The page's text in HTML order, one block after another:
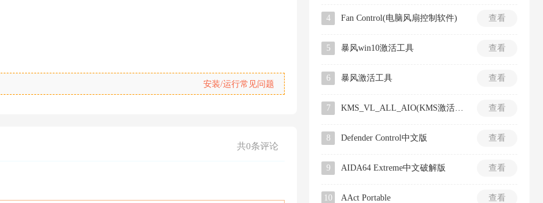
安装/运行常见问题
共0条评论
4 查看
Fan Control(电脑风扇控制软件)
5 查看
暴风win10激活工具
6 查看
暴风激活工具
7 查看
KMS_VL_ALL_AIO(KMS激活工具)
8 查看
Defender Control中文版
9 查看
AIDA64 Extreme中文破解版
10 查看
AAct Portable